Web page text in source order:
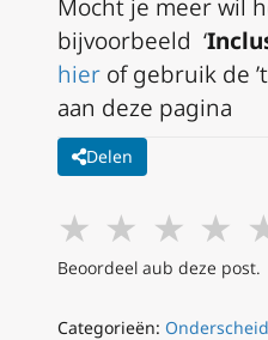
Mocht je meer wil
bijvoorbeeld ‘
hier of gebruik de
aan deze pagina
Delen
★ ★ ★ ★
Beoordeel aub deze post.
Categorieën: